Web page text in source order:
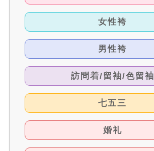
女性袴
男性袴
訪問着/留袖/色留袖
七五三
婚礼